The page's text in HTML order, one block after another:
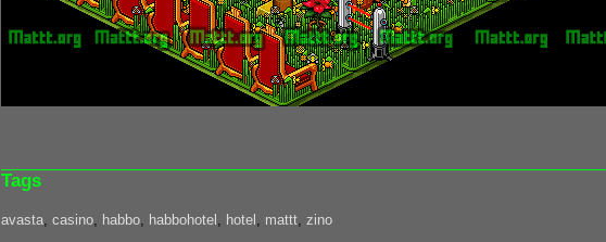
Tags
avasta, casino, habbo, habbohotel , hotel , mattt, zino